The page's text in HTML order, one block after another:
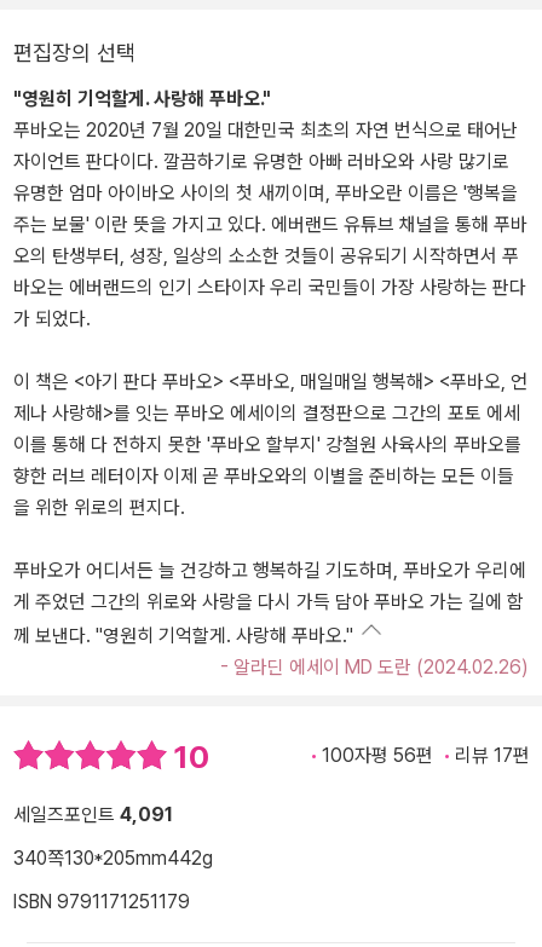
편집장의 선택
"영원히 기억할게. 사랑해 푸바오."
푸바오는 2020년 7월 20일 대한민국 최초의 자연 번식으로 태어난
자이언트 판다이다. 깔끔하기로 유명한 아빠 러바오와 사랑 많기로
유명한 엄마 아이바오 사이의 첫 새끼이며, 푸바오란 이름은 '행복을
주는 보물' 이란 뜻을 가지고 있다. 에버랜드 유튜브 채널을 통해 푸바
오의 탄생부터, 성장, 일상의 소소한 것들이 공유되기 시작하면서 푸
바오는 에버랜드의 인기 스타이자 우리 국민들이 가장 사랑하는 판다
가 되었다.
이 책은 <아기 판다 푸바오> <푸바오, 매일매일 행복해> <푸바오, 언
제나 사랑해>를 잇는 푸바오 에세이의 결정판으로 그간의 포토 에세
이를 통해 다 전하지 못한 '푸바오 할부지' 강철원 사육사의 푸바오를
향한 러브 레터이자 이제 곧 푸바오와의 이별을 준비하는 모든 이들
을 위한 위로의 편지다.
푸바오가 어디서든 늘 건강하고 행복하길 기도하며, 푸바오가 우리에
게 주었던 그간의 위로와 사랑을 다시 가득 담아 푸바오 가는 길에 함
께 보낸다. "영원히 기억할게. 사랑해 푸바오."
- 알라딘 에세이 MD 도란 (2024.02.26)
10 100자평 56편 리뷰 17편
세일즈포인트 4,091
340쪽130*205mm442g
ISBN 9791171251179